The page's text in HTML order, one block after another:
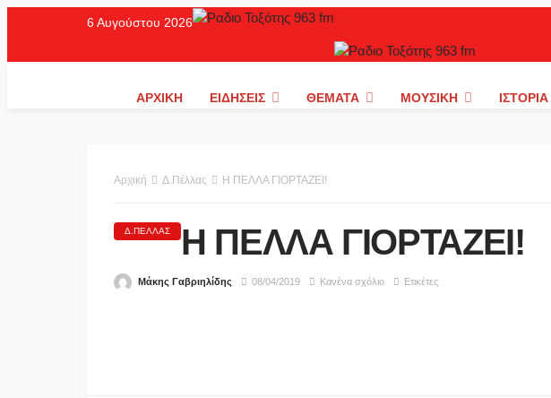
6 Αυγούστου 2026
ΑΡΧΙΚΉ ΕΙΔΉΣΕΙΣ ΘΈΜΑΤΑ ΜΟΥΣΙΚΉ ΙΣΤΟΡΊΑ
Αρχική Δ.Πέλλας Η ΠΕΛΛΑ ΓΙΟΡΤΑΖΕΙ!
Δ.ΠΈΛΛΑΣ Η ΠΕΛΛΑ ΓΙΟΡΤΑΖΕΙ!
Μάκης Γαβριηλίδης 08/04/2019 Κανένα σχόλιο Ετικέτες